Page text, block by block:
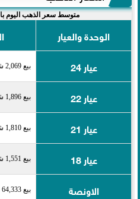
متوسط سعر الذهب اليوم
الوحدة والعيار
عيار 24
بيع 2,069 شراء 2,114
عيار 22 بيع 1,896 شراء 1,938
عيار 21 بيع 1,810 شراء 1,850
عيار 18 بيع 1,551 شراء 1,586
الاونصة بيع 64,333 شراء 65,754